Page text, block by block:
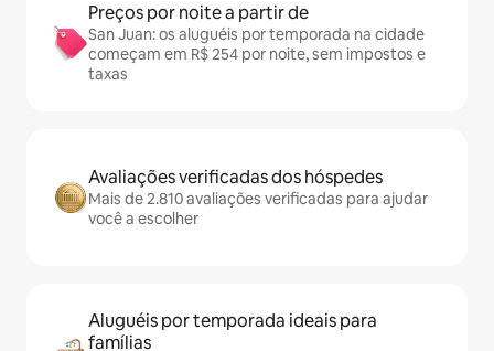
Preços por noite a partir de
San Juan: os aluguéis por temporada na cidade
começam em R$ 254 por noite, sem impostos e
taxas
Avaliações verificadas dos hóspedes
Mais de 2.810 avaliações verificadas para ajudar
você a escolher
Aluguéis por temporada ideais para
famílias